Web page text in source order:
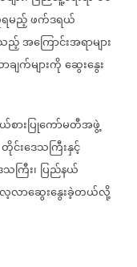
ရမည့်ဖက်ဒရယ်
ည့်အကြောင်းအရာများ
ျက်များကိုဆွေးနွေး
ားပြုကော်မတီအဖွဲ့
တိုင်းဒေသကြီးနှင့်
ကြီး၊ ပြည်နယ်
လာဆွေးနွေးခဲ့တယ်လို့